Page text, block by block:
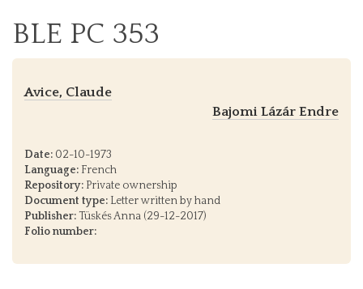
BLE PC 353
Avice, Claude
Bajomi Lázár Endre
Date: 02-10-1973
Language: French
Repository: Private ownership
Document type: Letter written by hand
Publisher: Tüskés Anna (29-12-2017)
Folio number: